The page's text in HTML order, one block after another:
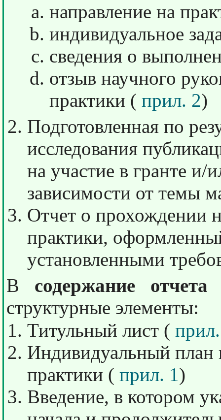
направление на
индивидуальное
сведения о
отзыв научного
практики ( прил. 2)
Подготовленная по
исследования
на участие в гранте и/
зависимости от темы
Отчет о прохождении
практики,
установленными
В содержание отчета
структурные элементы:
Титульный лист (
Индивидуальный план
практики ( прил. 1)
Введение, в котором